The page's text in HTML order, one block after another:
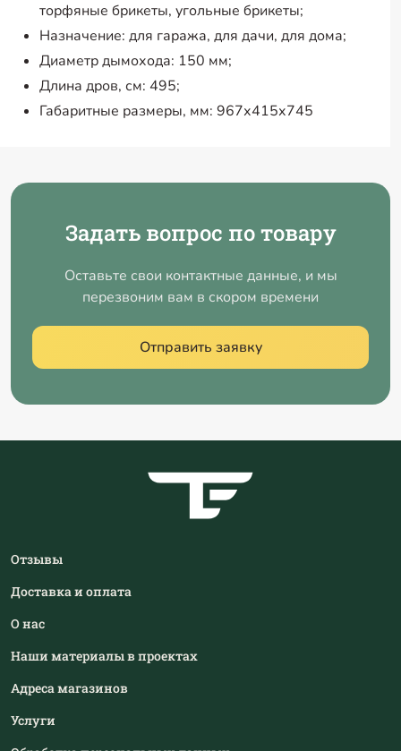
торфяные брикеты, угольные брикеты;
Назначение: для гаража, для дачи, для дома;
Диаметр дымохода: 150 мм;
Длина дров, см: 495;
Габаритные размеры, мм: 967х415х745
Задать вопрос по товару
Оставьте свои контактные данные, и мы
перезвоним вам в скором времени
Отправить заявку
Отзывы
Доставка и оплата
О нас
Наши материалы в проектах
Адреса магазинов
Услуги